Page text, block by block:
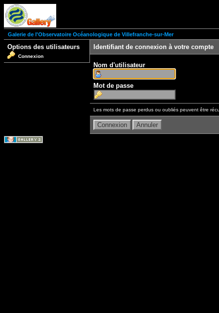
Galerie de l'Observatoire Océanologique de Villefranche-sur-Mer
Options des utilisateurs
Connexion
Identifiant de connexion à votre compte
Nom d'utilisateur
Mot de passe
Les mots de passe perdus ou oubliés peuvent être